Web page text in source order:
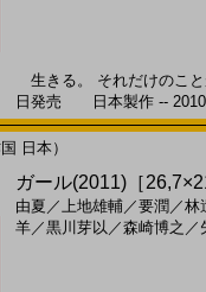
生きる。 それだけのこ
日発売 日本製作 -- 2010
日本）
ガール(2011)［
由夏 ／上地雄輔／要潤 ／林
羊／黒川芽以 ／森崎博之 ／